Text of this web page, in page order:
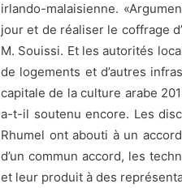
irlando-malaisienne.
jour et de réaliser le coffrage
M. Souissi. Et les autorités
de logements et d’autres
capitale de la culture arabe
a-t-il soutenu encore. Les
Rhumel ont abouti à un
d’un commun accord, les
et leur produit à des